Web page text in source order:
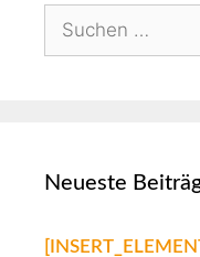
Neueste